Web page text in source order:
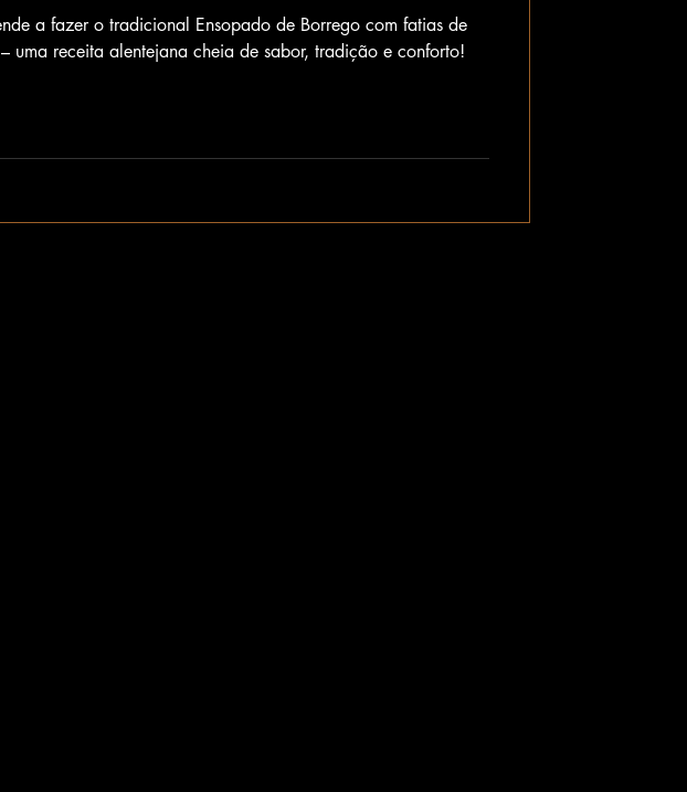
a fazer o tradicional Ensopado de Borrego com fatias de
uma receita alentejana cheia de sabor, tradição e conforto!